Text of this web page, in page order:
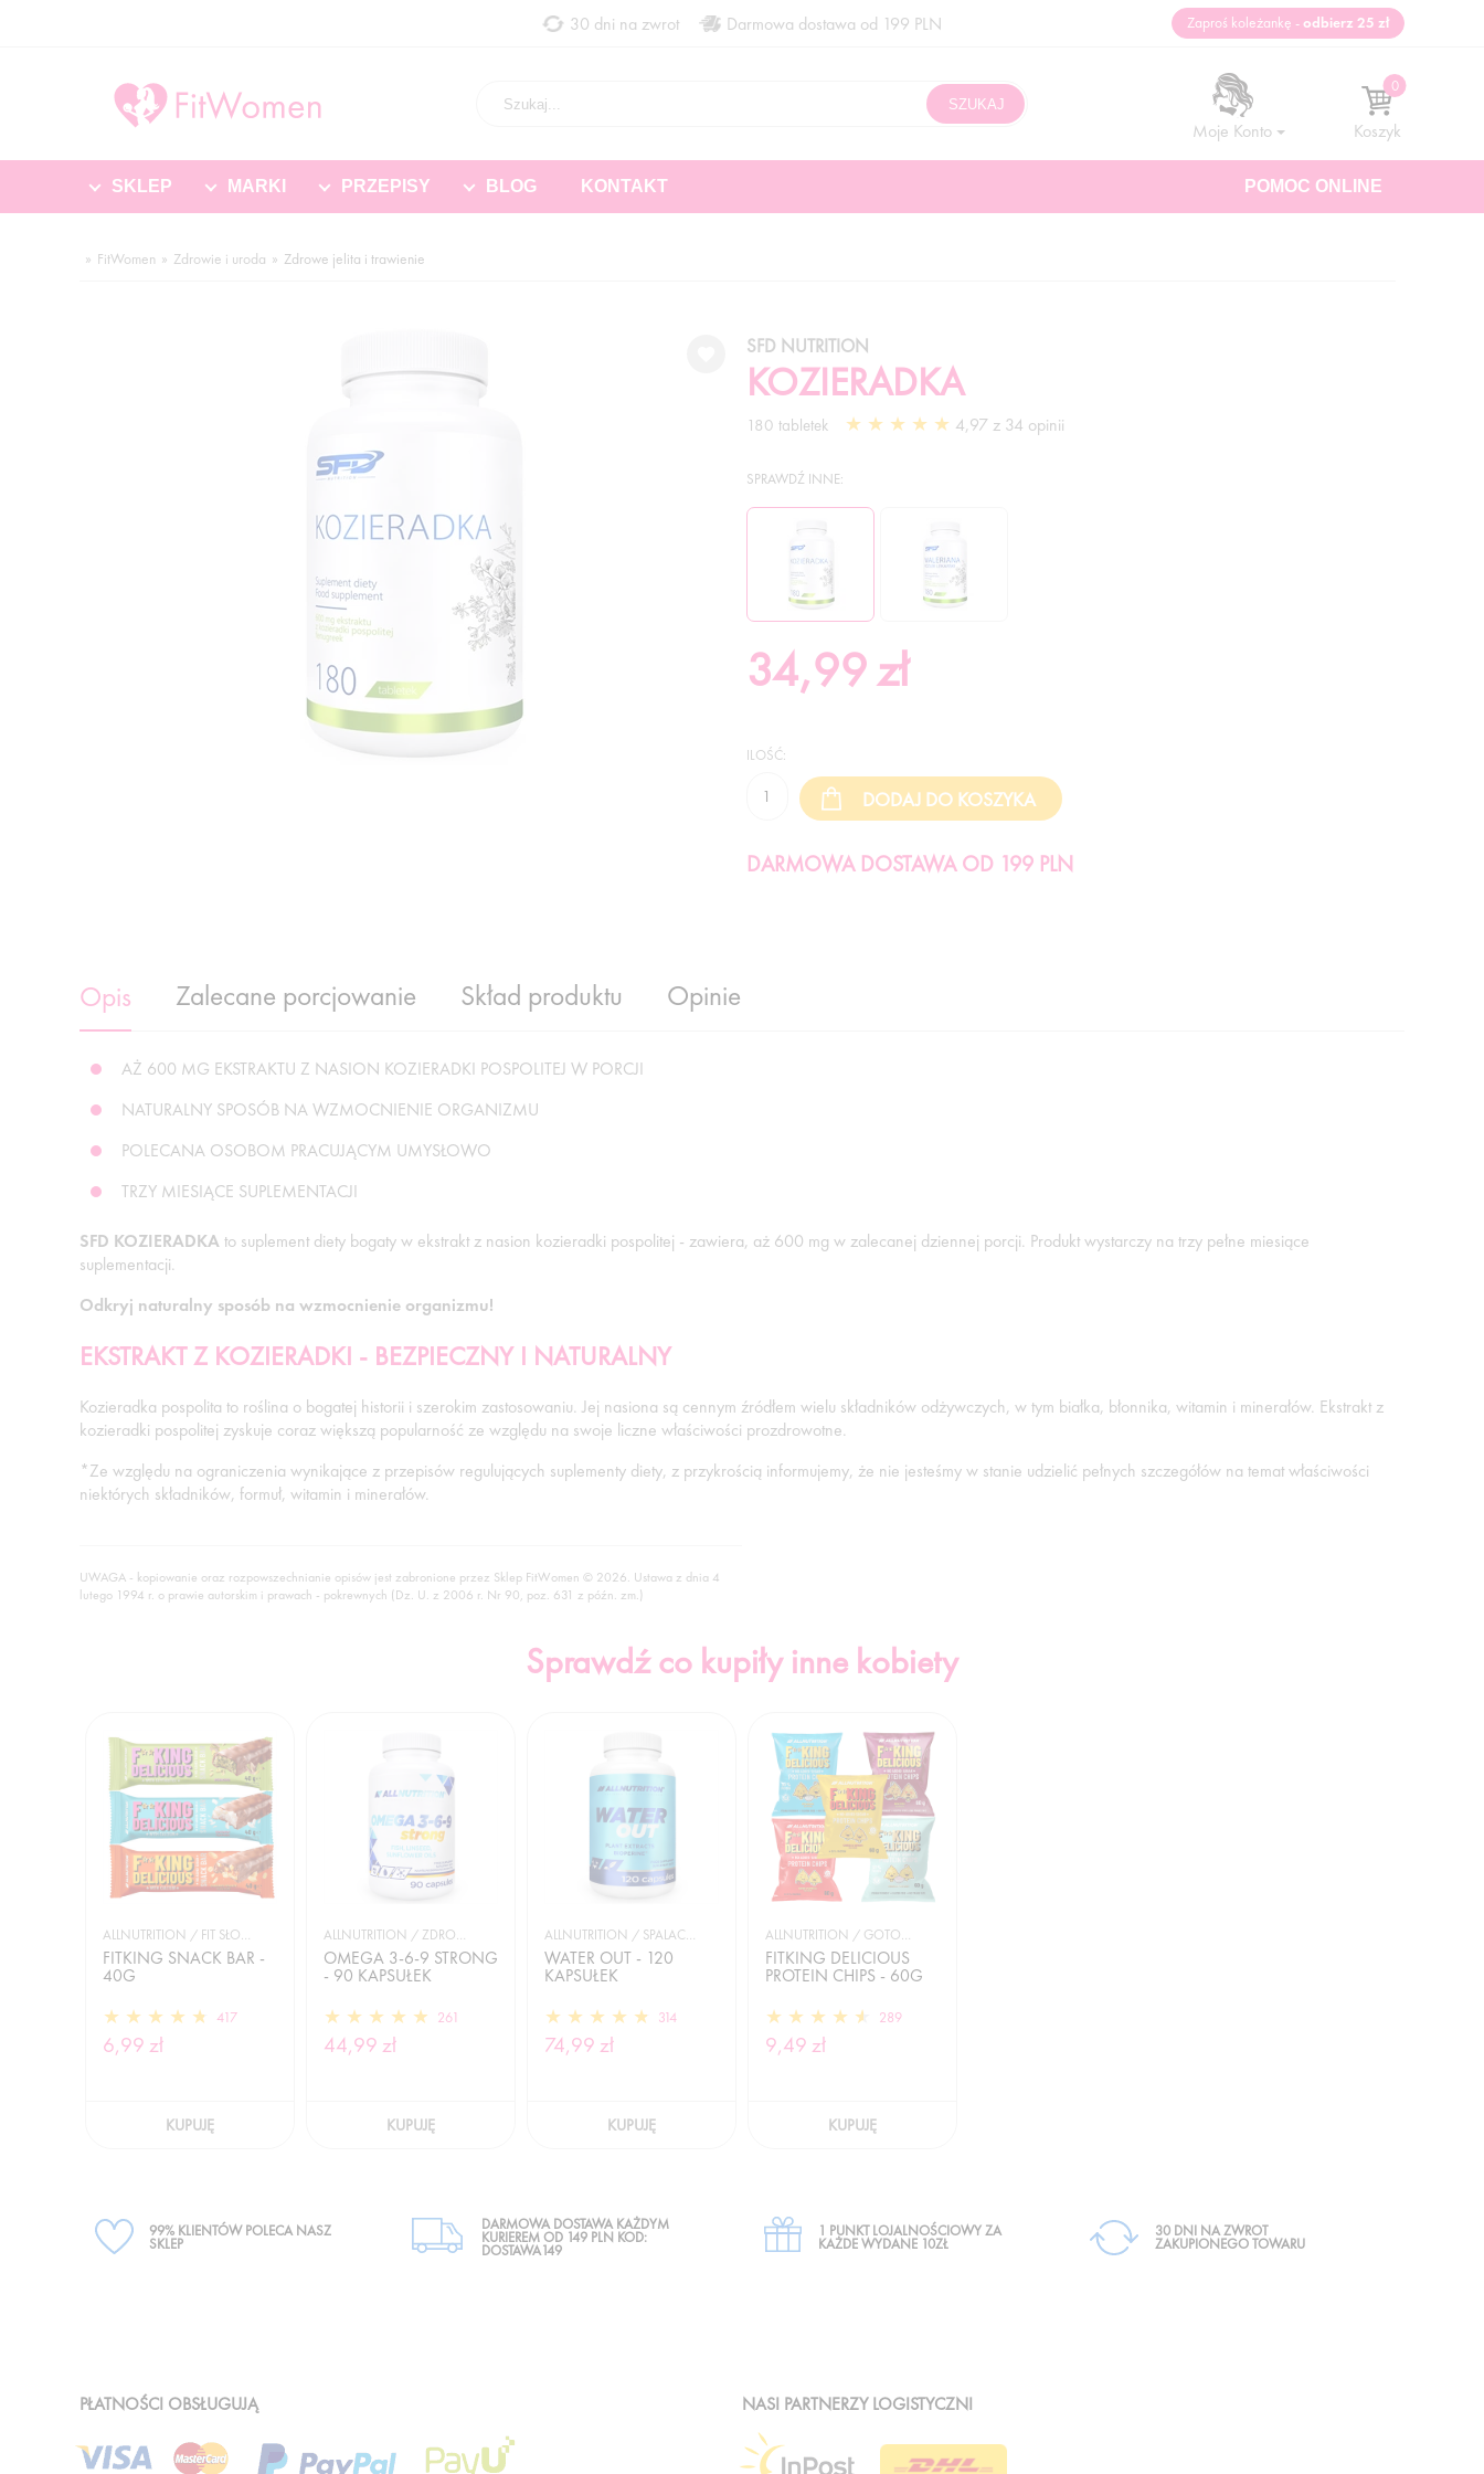
30 dni na zwrot Darmowa dostawa od 199 PLN
Koszyk
Moje Konto
SKLEP MARKI PRZEPISY BLOG KONTAKT POMOC ONLINE
Zaproś koleżankę -odbierz 25 zł
FitWomen Zdrowie i uroda Zdrowe jelita i trawienie
KOZIERADKA
SFD NUTRITION
180 tabletek 4,97 z 34 opinii
SPRAWDŹ INNE:
34,99zł
ILOŚĆ:
DARMOWA DOSTAWA OD 199 PLN
Opis Zalecane porcjowanie Skład produktu Opinie
AŻ 600 MG EKSTRAKTU Z NASION KOZIERADKI POSPOLITEJ W PORCJI
NATURALNY SPOSÓB NA WZMOCNIENIE ORGANIZMU
POLECANA OSOBOM PRACUJĄCYM UMYSŁOWO
TRZY MIESIĄCE SUPLEMENTACJI
SFD KOZIERADKAto suplement diety bogaty w ekstrakt z nasion kozieradki pospolitej - zawiera, aż 600 mg w zalecanej dziennej porcji. Produkt wystarczy na trzy pełne miesiące
suplementacji.
Odkryj naturalny sposób na wzmocnienie organizmu!
EKSTRAKT Z KOZIERADKI - BEZPIECZNY I NATURALNY
Kozieradka pospolita to roślina o bogatej historii i szerokim zastosowaniu. Jej nasiona są cennym źródłem wielu składników odżywczych, w tym białka, błonnika, witamin i minerałów. Ekstrakt z
kozieradki pospolitej zyskuje coraz większą popularność ze względu na swoje liczne właściwości prozdrowotne.
*Ze względu na ograniczenia wynikające z przepisów regulujących suplementy diety, z przykrością informujemy, że nie jesteśmy w stanie udzielić pełnych szczegółów na temat właściwości
niektórych składników, formuł, witamin i minerałów.
UWAGA - kopiowanie oraz rozpowszechnianie opisów jest zabronione przez Sklep FitWomen © 2026. Ustawa z dnia 4
lutego 1994 r. o prawie autorskim i prawach - pokrewnych (Dz. U. z 2006 r. Nr 90, poz. 631 z późn. zm.)
Sprawdź co kupiły inne kobiety
ALLNUTRITION / FIT SŁODYCZE
FITKING SNACK BAR -
40G
417
6,99 zł
KUPUJĘ
ALLNUTRITION / ZDROWIE
OMEGA 3-6-9 STRONG
- 90 KAPSUŁEK
261
44,99 zł
KUPUJĘ
ALLNUTRITION / SPALACZE TŁUSZCZU
WATER OUT - 120
KAPSUŁEK
314
74,99 zł
KUPUJĘ
ALLNUTRITION / GOTOWANIE I DIETA
FITKING DELICIOUS
PROTEIN CHIPS - 60G
289
9,49 zł
KUPUJĘ
99% KLIENTÓW POLECA NASZ
SKLEP
DARMOWA DOSTAWA KAŻDYM
KURIEREM OD 149 PLN KOD:
DOSTAWA149
1 PUNKT LOJALNOŚCIOWY ZA
KAŻDE WYDANE 10ZŁ
30 DNI NA ZWROT
ZAKUPIONEGO TOWARU
PŁATNOŚCI OBSŁUGUJĄ NASI PARTNERZY LOGISTYCZNI